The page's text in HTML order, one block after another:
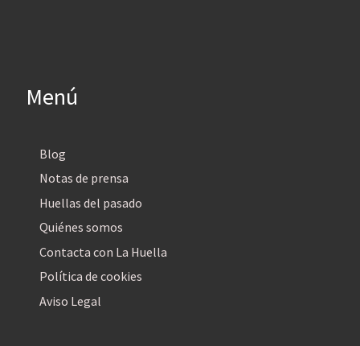
Menú
Blog
Notas de prensa
Huellas del pasado
Quiénes somos
Contacta con La Huella
Política de cookies
Aviso Legal